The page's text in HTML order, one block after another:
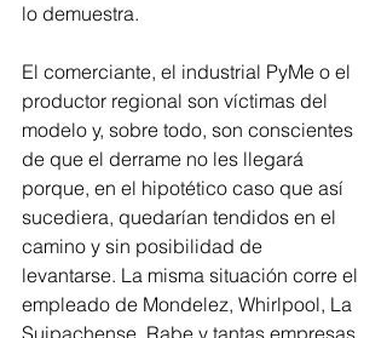
lo demuestra.
El comerciante, el industrial PyMe o el
productor regional son víctimas del
modelo y, sobre todo, son conscientes
de que el derrame no les llegará
porque, en el hipotético caso que así
sucediera, quedarían tendidos en el
camino y sin posibilidad de
levantarse. La misma situación corre el
empleado de Mondelez, Whirlpool, La